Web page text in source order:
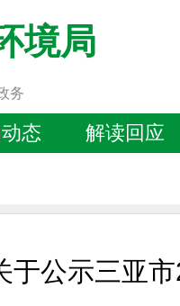
境局
务
态 解读回应
于公示三亚